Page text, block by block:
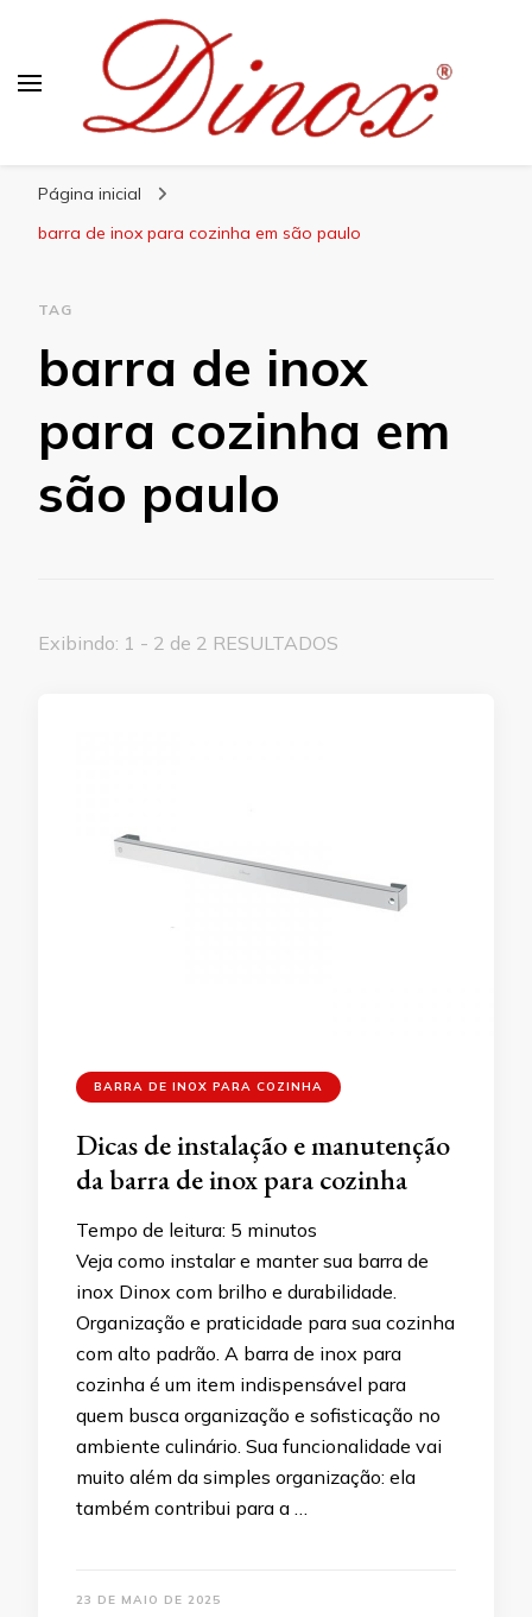
Página inicial
barra de inox para cozinha em são paulo
TAG
barra de inox
para cozinha em
são paulo
Exibindo: 1 - 2 de 2 RESULTADOS
BARRA DE INOX PARA COZINHA
Dicas de instalação e manutenção
da barra de inox para cozinha
Tempo de leitura: 5 minutos
Veja como instalar e manter sua barra de
inox Dinox com brilho e durabilidade.
Organização e praticidade para sua cozinha
com alto padrão. A barra de inox para
cozinha é um item indispensável para
quem busca organização e sofisticação no
ambiente culinário. Sua funcionalidade vai
muito além da simples organização: ela
também contribui para a …
23 DE MAIO DE 2025